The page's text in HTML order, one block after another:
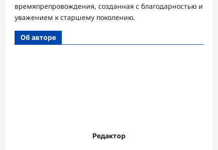
времяпрепровождения, созданная с благодарностью и
уважением к старшему поколению.
Об авторе
Редактор